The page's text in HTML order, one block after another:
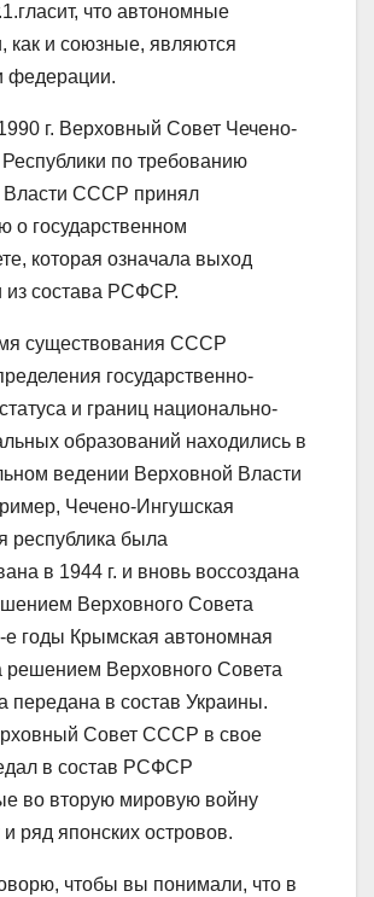
что автономные
как и союзные, являются
федерации.
г. Верховный Совет Чечено-
по требованию
Власти СССР принял
о государственном
которая означала выход
из состава РСФСР.
существования СССР
государственно-
и границ национально-
образований находились в
ведении Верховной Власти
Чечено-Ингушская
республика была
в 1944 г. и вновь воссоздана
Верховного Совета
годы Крымская автономная
решением Верховного Совета
в состав Украины.
Совет СССР в свое
в состав РСФСР
во вторую мировую войну
и ряд японских островов.
чтобы вы понимали, что в